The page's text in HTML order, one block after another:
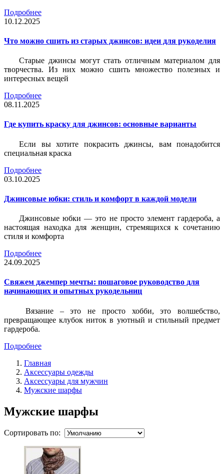
Подробнее
10.12.2025
Что можно сшить из старых джинсов: идеи для рукоделия
Старые джинсы могут стать отличным материалом для
творчества. Из них можно сшить множество полезных и
интересных вещей
Подробнее
08.11.2025
Где купить краску для джинсов: основные варианты
Если вы хотите покрасить джинсы, вам понадобится
специальная краска
Подробнее
03.10.2025
Джинсовые юбки: стиль и комфорт в каждой модели
Джинсовые юбки — это не просто элемент гардероба, а
настоящая находка для женщин, стремящихся к сочетанию
стиля и комфорта
Подробнее
24.09.2025
Свяжем джемпер мечты: пошаговое руководство для
начинающих и опытных рукодельниц
Вязание – это не просто хобби, это волшебство,
превращающее клубок ниток в уютный и стильный предмет
гардероба.
Подробнее
Главная
Аксессуары одежды
Аксессуары для мужчин
Мужские шарфы
Мужские шарфы
Сортировать по: